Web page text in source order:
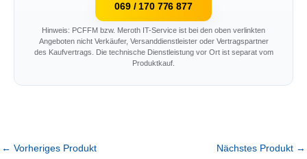
069 / 170 776 877
Hinweis: PCFFM bzw. Meroth IT-Service ist bei den oben verlinkten
Angeboten nicht Verkäufer, Versanddienstleister oder Vertragspartner
des Kaufvertrags. Die technische Dienstleistung vor Ort ist separat vom
Produktkauf.
← Vorheriges Produkt Nächstes Produkt →